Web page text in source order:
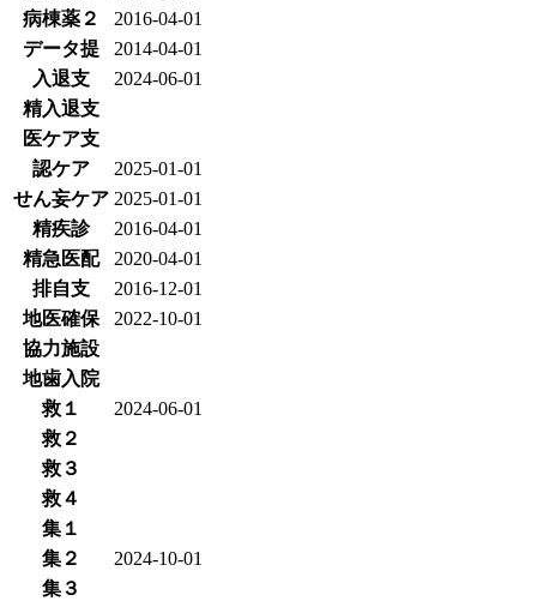
病棟薬２
2016-04-01
データ提
2014-04-01
入退支
2024-06-01
精入退支
医ケア支
認ケア
2025-01-01
せん妄ケア 2025-01-01
精疾診
2016-04-01
精急医配
2020-04-01
排自支
2016-12-01
地医確保
2022-10-01
協力施設
地歯入院
救１
2024-06-01
救２
救３
救４
集１
集２
2024-10-01
集３